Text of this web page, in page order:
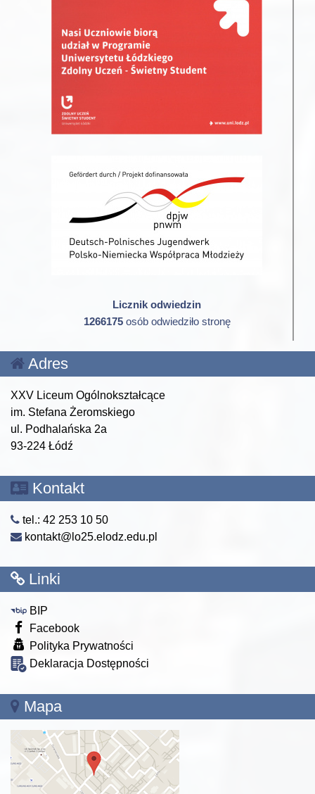
Licznik odwiedzin
1266175osób odwiedziło stronę
Adres
XXV Liceum Ogólnokształcące
im. Stefana Żeromskiego
ul. Podhalańska 2a
93-224 Łódź
Kontakt
tel.: 42 253 10 50
kontakt@lo25.elodz.edu.pl
Linki
BIP
Facebook
Polityka Prywatności
Deklaracja Dostępności
Mapa